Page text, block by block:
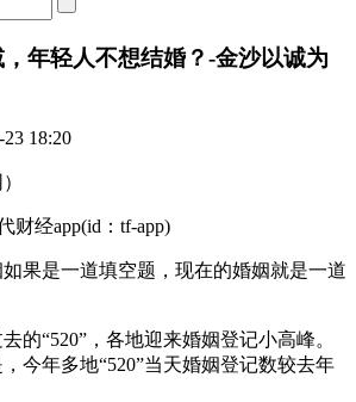
年轻人不想结婚？-金沙以诚为
18:20
财经app(id：tf-app)
果是一道填空题，现在的婚姻就是一道
的“520”，各地迎来婚姻登记小高峰。
今年多地“520”当天婚姻登记数较去年